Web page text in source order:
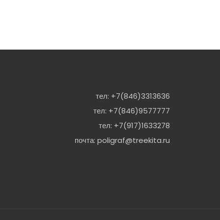
тел: +7(846)3313636
тел: +7(846)9577777
тел: +7(917)1633278
почта: poligraf@treekita.ru